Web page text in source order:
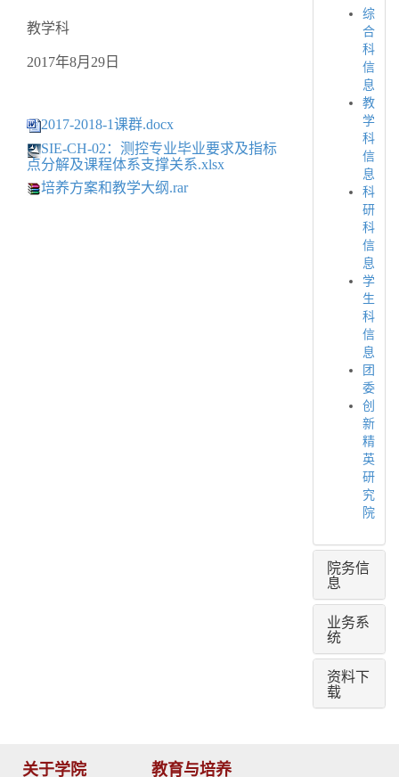
教学科
2017年8月29日
2017-2018-1课群.docx
SIE-CH-02：测控专业毕业要求及指标
点分解及课程体系支撑关系.xlsx
培养方案和教学大纲.rar
综
合
科
信
息
教
学
科
信
息
科
研
科
信
息
学
生
科
信
息
团
委
创
新
精
英
研
究
院
院务信
息
业务系
统
资料下
载
关于学院 教育与培养